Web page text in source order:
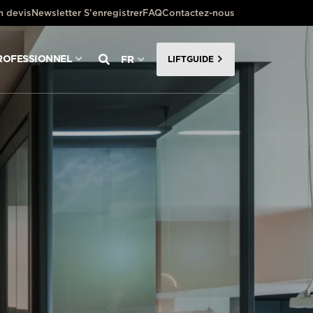
devis Newsletter S’enregistrerFAQContactez-nous
FR LIFTGUIDE